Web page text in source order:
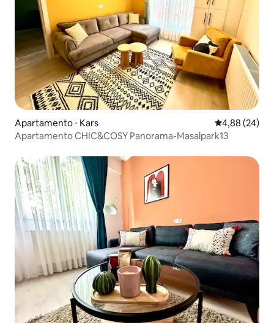
Apartamento ⋅ Kars 4,88 de uma
4,88 (24)
Apartamento CHIC&COSY Panorama-Masalpark13